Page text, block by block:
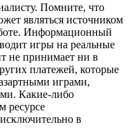
Помните, что
являться источником
Информационный
игры на реальные
не принимает ни в
платежей, которые
играми,
Какие-либо
ресурсе
в